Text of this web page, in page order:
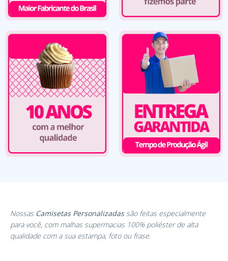
Nossas Camisetas Personalizadassão feitas especialmente
para você, com malhas supermacias 100% poliéster de alta
qualidade com a sua estampa, foto ou frase.